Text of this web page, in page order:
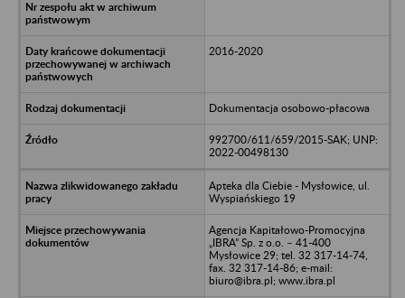
2016-2020
Dokumentacja osobowo-płacowa
992700/611/659/2015-SAK; UNP:
2022-00498130
Apteka dla Ciebie - Mysłowice, ul.
Wyspiańskiego 19
Agencja Kapitałowo-Promocyjna
„IBRA” Sp. z o.o. – 41-400
Mysłowice 29; tel. 32 317-14-74,
fax. 32 317-14-86; e-mail:
biuro@ibra.pl; www.ibra.pl